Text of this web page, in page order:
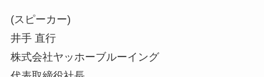
(スピーカー)
井手 直行
株式会社ヤッホーブルーイング